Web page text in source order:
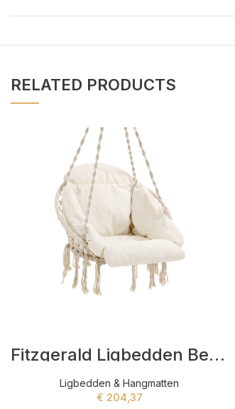
RELATED PRODUCTS
Fitzgerald Ligbedden Beige
Ligbedden & Hangmatten
€ 204,37